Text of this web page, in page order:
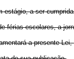
estágio, a ser
escolares, a
a presente